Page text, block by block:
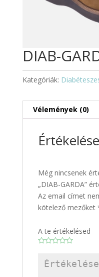
DIAB-
Kategóriák:
Vélemények (0)
Még nincsenek
„DIAB-GARDA”
Az email címet
kötelező mezőket
A te értékelésed